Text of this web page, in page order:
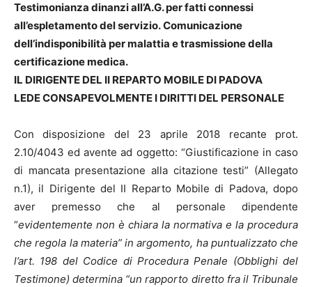
Testimonianza dinanzi all’A.G. per fatti connessi
all’espletamento del servizio.Comunicazione
dell’indisponibilità per malattia e trasmissione della
certificazione medica.
IL DIRIGENTE DEL II REPARTO MOBILE DI PADOVA
LEDECONSAPEVOLMENTE I DIRITTI DEL PERSONALE
Con disposizione del 23 aprile 2018 recante prot.
2.10/4043 ed avente ad oggetto: “Giustificazione in caso
di mancata presentazione alla citazione testi” (Allegato
n.1), il Dirigente del II Reparto Mobile di Padova, dopo
aver premesso che al personale dipendente
“evidentemente non è chiara la normativa e la procedura
che regola la materia” in argomento, ha puntualizzato che
l’art. 198 del Codice di Procedura Penale (Obblighi del
Testimone) determina “un rapporto diretto fra il Tribunale